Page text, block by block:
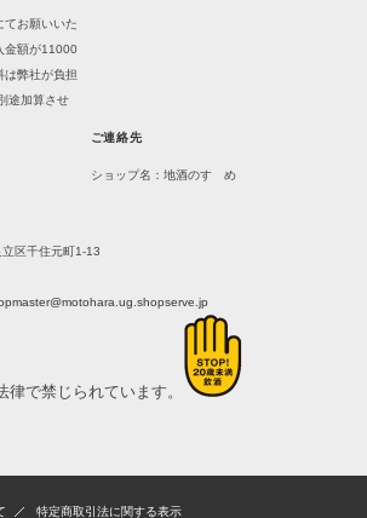
てお願いいた
金額が11000
は弊社が負担
途加算させ
ご連絡先
ショップ名：地酒のすゝめ
区千住元町1-13
で禁じられています。
特定商取引法に関する表示